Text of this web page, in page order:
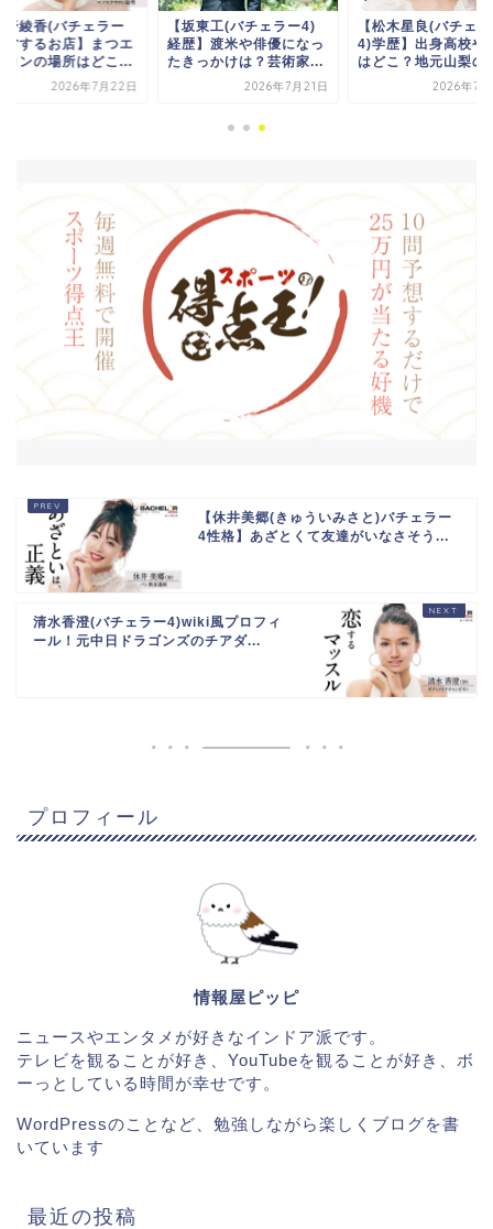
野綾香(バチェラー
営するお店】まつエ
ロンの場所はどこ...
2026年7月22日
【坂東工(バチェラー4)
経歴】渡米や俳優になっ
たきっかけは？芸術家...
2026年7月21日
【松木星良(バチェ
4)学歴】出身高校や
はどこ？地元山梨の
2026年7
【休井美郷(きゅういみさと)バチェラー
4性格】あざとくて友達がいなさそう...
清水香澄(バチェラー4)wiki風プロフィ
ール！元中日ドラゴンズのチアダ...
プロフィール
情報屋ピッピ
ニュースやエンタメが好きなインドア派です。
テレビを観ることが好き、YouTubeを観ることが好き、ボ
ーっとしている時間が幸せです。
WordPressのことなど、勉強しながら楽しくブログを書
いています
最近の投稿